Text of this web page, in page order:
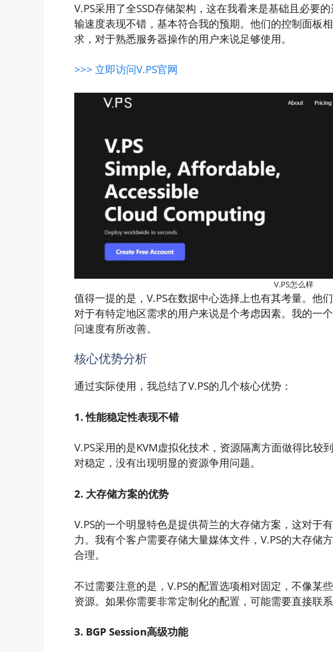
V.PS采用了全SSD存储架构，这在我看来是基础且必要
输速度表现不错，基本符合我的预期。他们的控制面板
求，对于熟悉服务器操作的用户来说足够使用。
>>> 立即访问V.PS官网
V.PS怎么样
值得一提的是，V.PS在数据中心选择上也有其考量。他
对于有特定地区需求的用户来说是个考虑因素。我的一
问速度有所改善。
核心优势分析
通过实际使用，我总结了V.PS的几个核心优势：
1. 性能稳定性表现不错
V.PS采用的是KVM虚拟化技术，资源隔离方面做得比较
对稳定，没有出现明显的资源争用问题。
2. 大存储方案的优势
V.PS的一个明显特色是提供荷兰的大存储方案，这对于
力。我有个客户需要存储大量媒体文件，V.PS的大存储
合理。
不过需要注意的是，V.PS的配置选项相对固定，不像某
资源。如果你需要非常定制化的配置，可能需要直接联
3. BGP Session高级功能